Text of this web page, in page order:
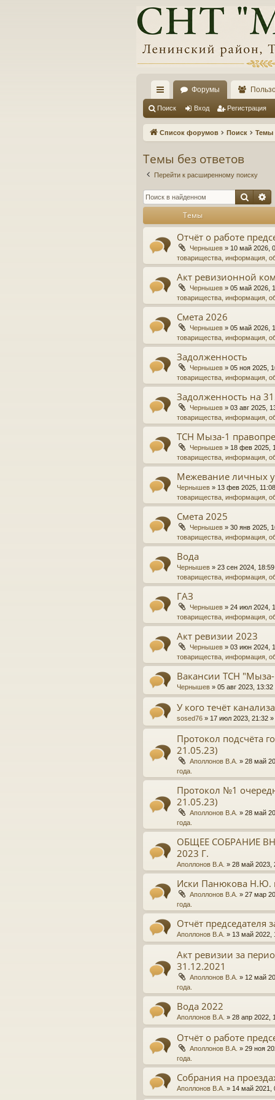
с
ы
и
Форумы
Поиск Вход Регистрация
Список форумов Поиск Темы
Темы без ответов
Перейти к расширенному поиску
Поиск
Темы
Отчёт о работе
Чернышев » 10 май 2026,
товарищества, информация,
Акт ревизионной
Чернышев » 05 май 2026,
товарищества, информация,
Смета 2026
Чернышев » 05 май 2026,
товарищества, информация,
Задолженность
Чернышев » 05 ноя 2025,
товарищества, информация,
Задолженность на
Чернышев » 03 авг 2025,
товарищества, информация,
ТСН Мыза-1
Чернышев » 18 фев 2025,
товарищества, информация,
Межевание личных
Чернышев » 13 фев 2025, 11:08
товарищества, информация,
Смета 2025
Чернышев » 30 янв 2025,
товарищества, информация,
Вода
Чернышев » 23 сен 2024, 18:59
товарищества, информация,
ГАЗ
Чернышев » 24 июл 2024,
товарищества, информация,
Акт ревизии 2023
Чернышев » 03 июн 2024,
товарищества, информация,
Вакансии ТСН
Чернышев » 05 авг 2023, 13:32
У кого течёт
sosed76 » 17 июл 2023, 21:32
Протокол подсчёта
21.05.23)
Аполлонов В.А. » 28 май
года.
Протокол №1
21.05.23)
Аполлонов В.А. » 28 май
года.
ОБЩЕЕ СОБРАНИЕ
2023 Г.
Аполлонов В.А. » 28 май 2023,
Иски Панюкова Н.Ю.
Аполлонов В.А. » 27 мар
года.
Отчёт председателя
Аполлонов В.А. » 13 май 2022,
Акт ревизии за
31.12.2021
Аполлонов В.А. » 12 май
года.
Вода 2022
Аполлонов В.А. » 28 апр 2022,
Отчёт о работе
Аполлонов В.А. » 29 ноя
года.
Собрания на
Аполлонов В.А. » 14 май 2021,